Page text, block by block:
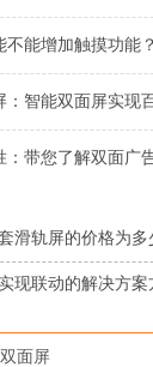
能增加触摸功能
：智能双面屏实现
：带您了解双面广
滑轨屏的价格为多
现联动的解决方案
双面屏